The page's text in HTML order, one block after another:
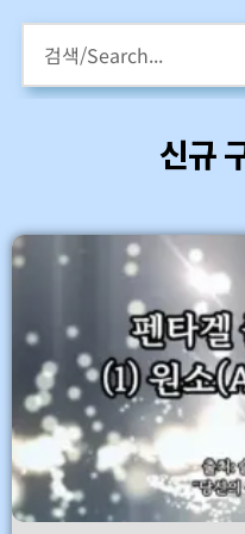
구독회원용
카멜롯 인터뷰 Part 1
바로
신규